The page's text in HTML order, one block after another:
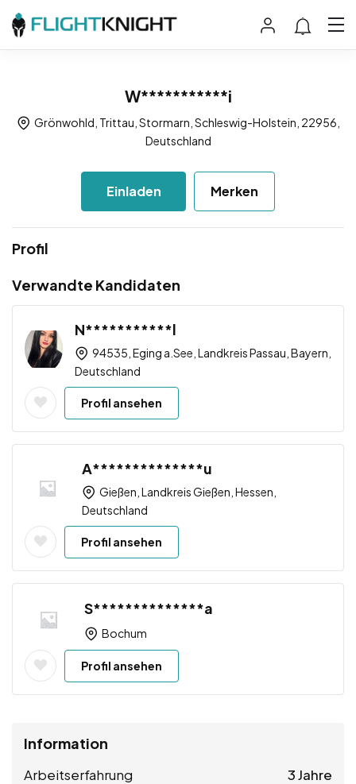
W***********i
Grönwohld, Trittau, Stormarn, Schleswig-Holstein, 22956,
Deutschland
Einladen Merken
Profil
Verwandte Kandidaten
N***********l
94535, Eging a.See, Landkreis Passau, Bayern,
Deutschland
Profil ansehen
A**************u
Gießen, Landkreis Gießen, Hessen,
Deutschland
Profil ansehen
S**************a
Bochum
Profil ansehen
Information
Arbeitserfahrung 3 Jahre